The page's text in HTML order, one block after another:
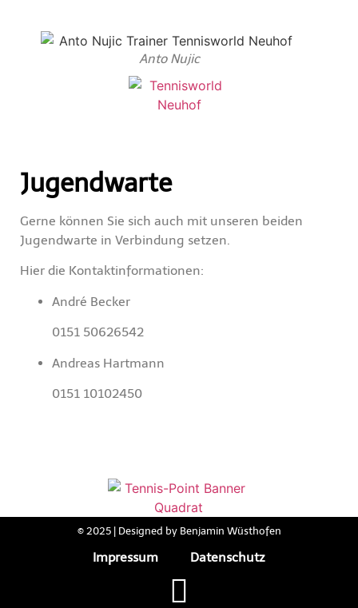
Anto Nujic
Jugendwarte
Gerne können Sie sich auch mit unseren beiden
Jugendwarte in Verbindung setzen.
Hier die Kontaktinformationen:
André Becker
0151 50626542
Andreas Hartmann
0151 10102450
© 2025 | Designed by Benjamin Wüsthofen
Impressum Datenschutz